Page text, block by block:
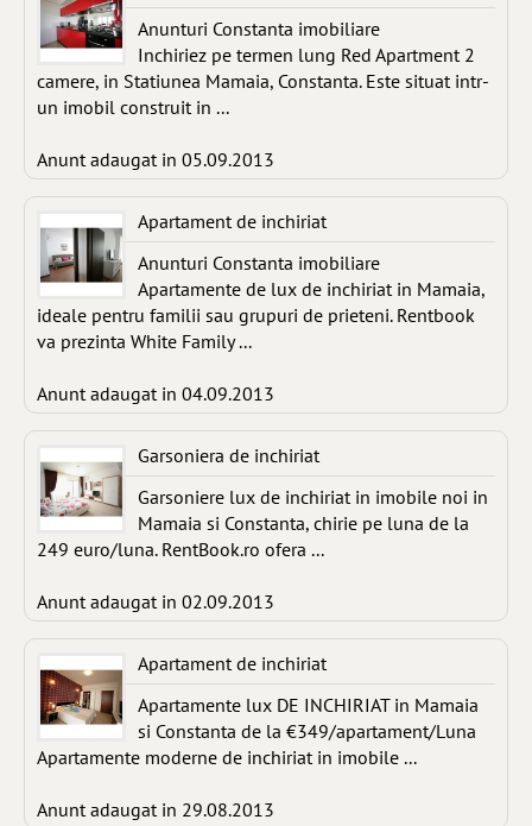
Anunturi Constanta imobiliare
Inchiriez pe termen lung Red Apartment 2
camere, in Statiunea Mamaia, Constanta. Este situat intr-
un imobil construit in ...
Anunt adaugat in 05.09.2013
Apartament de inchiriat
Anunturi Constanta imobiliare
Apartamente de lux de inchiriat in Mamaia,
ideale pentru familii sau grupuri de prieteni. Rentbook
va prezinta White Family ...
Anunt adaugat in 04.09.2013
Garsoniera de inchiriat
Garsoniere lux de inchiriat in imobile noi in
Mamaia si Constanta, chirie pe luna de la
249 euro/luna. RentBook.ro ofera ...
Anunt adaugat in 02.09.2013
Apartament de inchiriat
Apartamente lux DE INCHIRIAT in Mamaia
si Constanta de la €349/apartament/Luna
Apartamente moderne de inchiriat in imobile ...
Anunt adaugat in 29.08.2013